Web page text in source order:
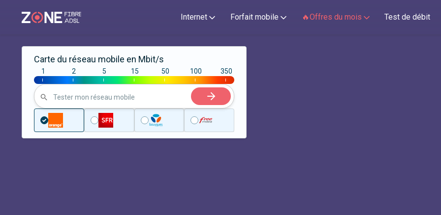
Internet Forfait mobile 🔥Offres du mois Test de débit
Carte du réseau mobile en Mbit/s
|
1
|
2
|
5
|
15
|
50
|
100
|
350
Tester mon réseau mobile